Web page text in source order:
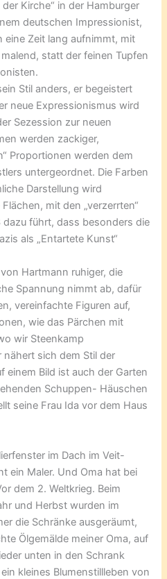
Kirche“ in der Hamburger
deutschen Impressionist,
eine Zeit lang aufnimmt, mit
statt der feinen Tupfen
Stil anders, er begeistert
neue Expressionismus wird
Sezession zur neuen
werden zackiger,
Proportionen werden dem
untergeordnet. Die Farben
Darstellung wird
mit den „verzerrten“
dazu führt, dass besonders die
als „Entartete Kunst“
Hartmann ruhiger, die
Spannung nimmt ab, dafür
vereinfachte Figuren auf,
wie das Pärchen mit
wir Steenkamp
sich dem Stil der
einem Bild ist auch der Garten
Schuppen- Häuschen
seine Frau Ida vor dem Haus
im Dach im Veit-
ein Maler. Und Oma hat bei
dem 2. Weltkrieg. Beim
und Herbst wurden im
die Schränke ausgeräumt,
Ölgemälde meiner Oma, auf
unten in den Schrank
kleines Blumenstillleben von